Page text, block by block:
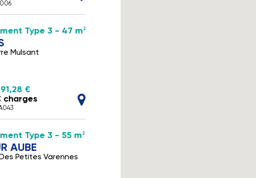
Type 3 - 47 m 2
Mulsant
€
charges
Type 3 - 55 m 2
AUBE
Petites Varennes